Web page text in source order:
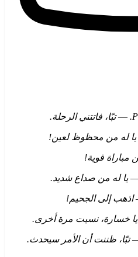
—تبّا، فاتتني الرحلة.
يا له من محظوظ لعين!
مباراة قوية!
يا له من صداع شديد.
اذهب إلى الجحيم!
يا خسارة، نسيت مرة أخرى.
تبّا، ظننت أن الأمر سيحدث.